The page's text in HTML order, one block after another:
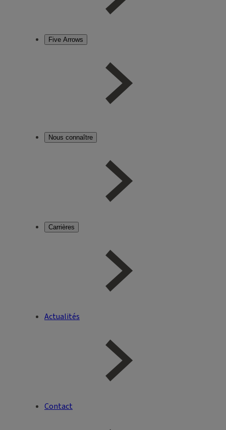
Five Arrows
Nous connaître
Carrières
Actualités
Contact